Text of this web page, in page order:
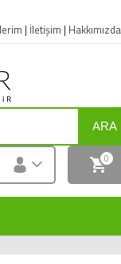
| İletişim | Hakkımızda
ARA
0